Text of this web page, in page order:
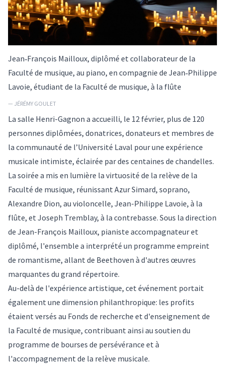
Jean‑François Mailloux, diplômé et collaborateur de la
Faculté de musique, au piano, en compagnie de Jean‑Philippe
Lavoie, étudiant de la Faculté de musique, à la flûte
— JÉRÉMY GOULET
La salle Henri-Gagnon a accueilli, le 12 février, plus de 120
personnes diplômées, donatrices, donateurs et membres de
la communauté de l’Université Laval pour une expérience
musicale intimiste, éclairée par des centaines de chandelles.
La soirée a mis en lumière la virtuosité de la relève de la
Faculté de musique, réunissant Azur Simard, soprano,
Alexandre Dion, au violoncelle, Jean-Philippe Lavoie, à la
flûte, et Joseph Tremblay, à la contrebasse. Sous la direction
de Jean-François Mailloux, pianiste accompagnateur et
diplômé, l'ensemble a interprété un programme empreint
de romantisme, allant de Beethoven à d'autres œuvres
marquantes du grand répertoire.
Au-delà de l'expérience artistique, cet événement portait
également une dimension philanthropique: les profits
étaient versés au Fonds de recherche et d'enseignement de
la Faculté de musique, contribuant ainsi au soutien du
programme de bourses de persévérance et à
l'accompagnement de la relève musicale.